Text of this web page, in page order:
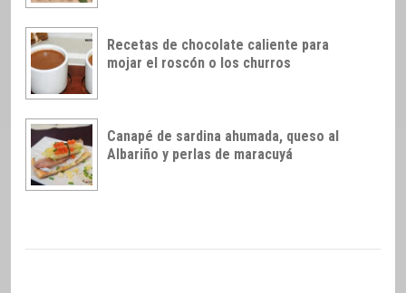
Recetas de chocolate caliente para
mojar el roscón o los churros
Canapé de sardina ahumada, queso al
Albariño y perlas de maracuyá